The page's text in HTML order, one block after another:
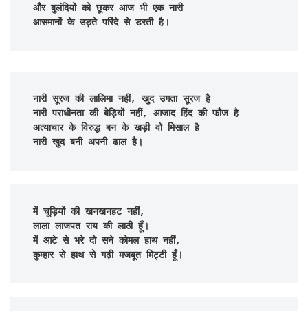
और बुलंदियों को छूकर आज भी एक नारी
आसमानों के उड़ते परिंदे से डरती है।
नारी सूरज की लालिमा नहीं, खुद उगता सूरज है
नारी पराधीनता की बेड़ियों नहीं, आजाद हिंद की फौज है
अत्याचार के विरुद्ध बन के खड़ी वो मिसाल है
नारी खुद बनी अपनी ढाल है।
में चूड़ियों की खनखनहट नहीं,
लाला लाजपत राय की लाठी हूँ।
में आटे से भरे दो सने कोमल हाथ नहीं,
कुम्हार से हाथ से गढ़ी मजबूत मिट्टी हूँ।